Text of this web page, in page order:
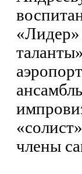
«Лидер»
члены